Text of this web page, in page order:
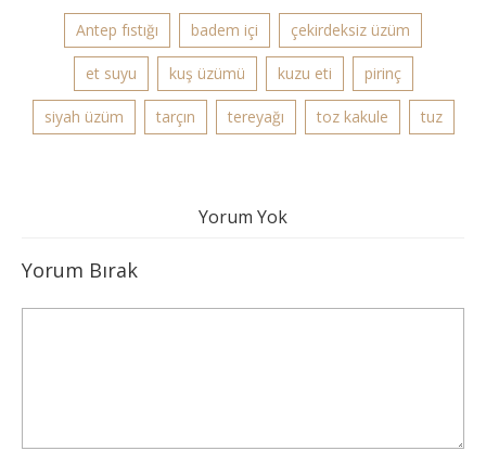
Antep fıstığı badem içi çekirdeksiz üzüm
et suyu kuş üzümü kuzu eti pirinç
siyah üzüm tarçın tereyağı toz kakule tuz
Yorum Yok
Yorum Bırak